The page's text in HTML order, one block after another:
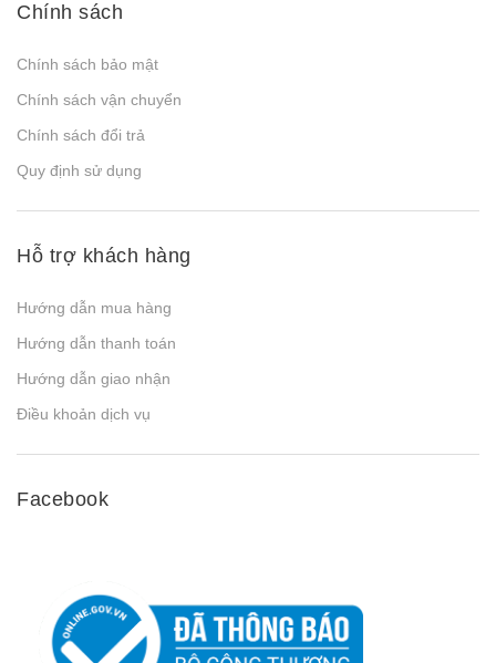
Chính sách
Chính sách bảo mật
Chính sách vận chuyển
Chính sách đổi trả
Quy định sử dụng
Hỗ trợ khách hàng
Hướng dẫn mua hàng
Hướng dẫn thanh toán
Hướng dẫn giao nhận
Điều khoản dịch vụ
Facebook